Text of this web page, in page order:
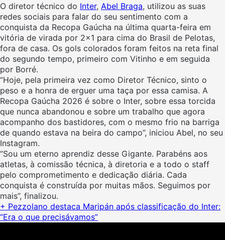
O diretor técnico do Inter, Abel Braga, utilizou as suas
redes sociais para falar do seu sentimento com a
conquista da Recopa Gaúcha na última quarta-feira em
vitória de virada por 2×1 para cima do Brasil de Pelotas,
fora de casa. Os gols colorados foram feitos na reta final
do segundo tempo, primeiro com Vitinho e em seguida
por Borré.
“Hoje, pela primeira vez como Diretor Técnico, sinto o
peso e a honra de erguer uma taça por essa camisa. A
Recopa Gaúcha 2026 é sobre o Inter, sobre essa torcida
que nunca abandonou e sobre um trabalho que agora
acompanho dos bastidores, com o mesmo frio na barriga
de quando estava na beira do campo”, iniciou Abel, no seu
Instagram.
“Sou um eterno aprendiz desse Gigante. Parabéns aos
atletas, à comissão técnica, à diretoria e a todo o staff
pelo comprometimento e dedicação diária. Cada
conquista é construída por muitas mãos. Seguimos por
mais”, finalizou.
+ Pezzolano destaca Maripán após classificação do Inter:
“Era o que precisávamos”